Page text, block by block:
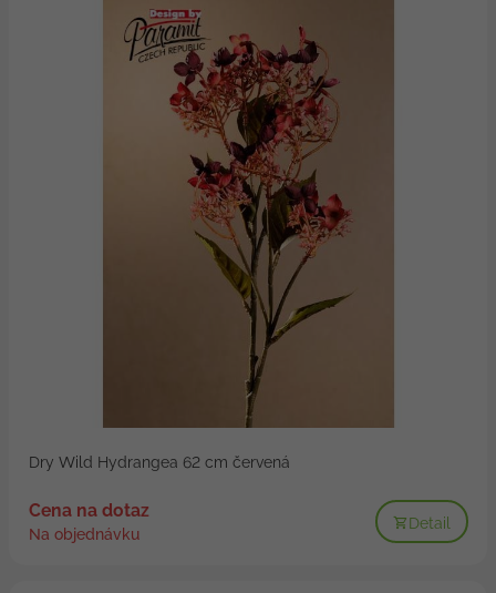
Dry Wild Hydrangea 62 cm červená
Cena na dotaz
Na objednávku
Detail